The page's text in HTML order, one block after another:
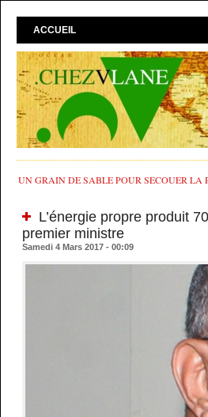
ACCUEIL
UN GRAIN DE SABLE POUR SECOUER LA
L’énergie propre produit
premier ministre
Samedi 4 Mars 2017 - 00:09